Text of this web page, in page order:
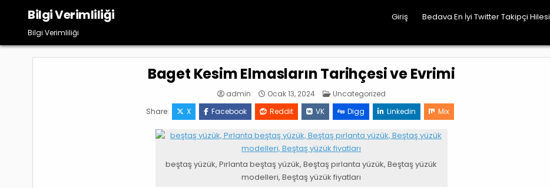
content
Bilgi Verimliliği
Bilgi Verimliliği
Giriş Bedava En İyi Twitter Takipçi Hilesi
Baget Kesim Elmasların Tarihçesi ve Evrimi
admin Ocak 13, 2024 Posted
Uncategorized
Share:
X Facebook Reddit VK Digg Linkedin Mix
beştaş yüzük, Pırlanta beştaş yüzük, Beştaş pırlanta yüzük, Beştaş yüzük
modelleri, Beştaş yüzük fiyatları